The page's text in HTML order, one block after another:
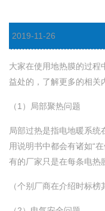
2019-11-26
大家在使用地热膜的过程
益处的，了解更多的相关内
（1）局部聚热问题
局部过热是指电地暖系统在
用说明书中都会有诸如“在
有的厂家只是在每条电热膜
（个别厂商在介绍时标榜